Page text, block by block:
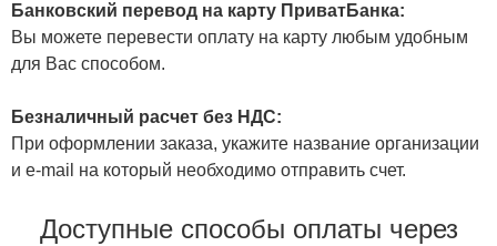
Банковский перевод на карту ПриватБанка:
Вы можете перевести оплату на карту любым удобным
для Вас способом.
Безналичный расчет без НДС:
При оформлении заказа, укажите название организации
и e-mail на который необходимо отправить счет.
Доступные способы оплаты через